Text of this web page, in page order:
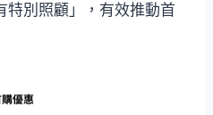
特別照顧」，有效推動首